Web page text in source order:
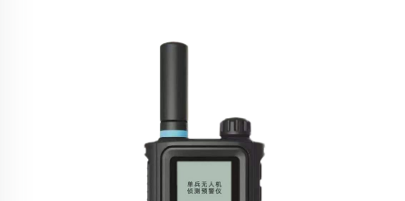
aiheuttaa merkittäviä turvallisuusriskejä.